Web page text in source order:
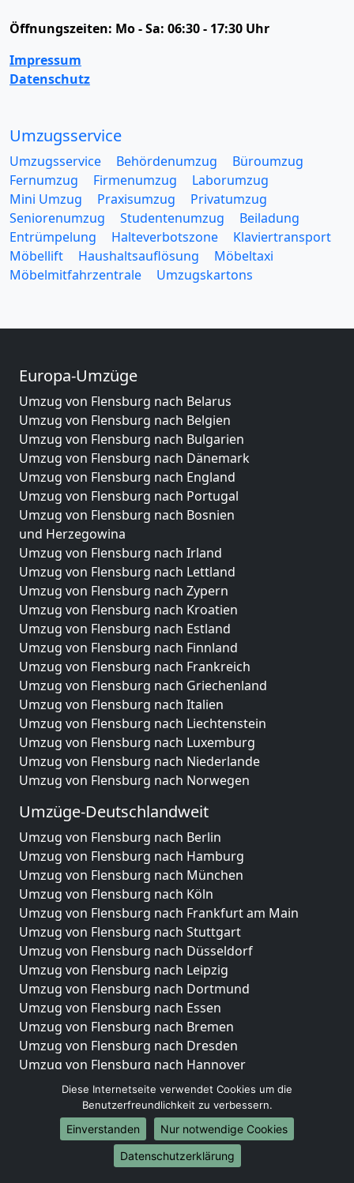
Öffnungszeiten: Mo - Sa: 06:30 - 17:30 Uhr
Impressum
Datenschutz
Umzugsservice
Umzugsservice Behördenumzug
Büroumzug
Fernumzug
Firmenumzug
Laborumzug
Mini Umzug
Praxisumzug
Privatumzug
Seniorenumzug
Studentenumzug
Beiladung
Entrümpelung
Halteverbotszone
Klaviertransport
Möbellift
Haushaltsauflösung
Möbeltaxi
Möbelmitfahrzentrale
Umzugskartons
Europa-Umzüge
Umzug von Flensburg nach Belarus
Umzug von Flensburg nach Belgien
Umzug von Flensburg nach Bulgarien
Umzug von Flensburg nach Dänemark
Umzug von Flensburg nach England
Umzug von Flensburg nach Portugal
Umzug von Flensburg nach Bosnien
und Herzegowina
Umzug von Flensburg nach Irland
Umzug von Flensburg nach Lettland
Umzug von Flensburg nach Zypern
Umzug von Flensburg nach Kroatien
Umzug von Flensburg nach Estland
Umzug von Flensburg nach Finnland
Umzug von Flensburg nach Frankreich
Umzug von Flensburg nach Griechenland
Umzug von Flensburg nach Italien
Umzug von Flensburg nach Liechtenstein
Umzug von Flensburg nach Luxemburg
Umzug von Flensburg nach Niederlande
Umzug von Flensburg nach Norwegen
Umzüge-Deutschlandweit
Umzug von Flensburg nach Berlin
Umzug von Flensburg nach Hamburg
Umzug von Flensburg nach München
Umzug von Flensburg nach Köln
Umzug von Flensburg nach Frankfurt am Main
Umzug von Flensburg nach Stuttgart
Umzug von Flensburg nach Düsseldorf
Umzug von Flensburg nach Leipzig
Umzug von Flensburg nach Dortmund
Umzug von Flensburg nach Essen
Umzug von Flensburg nach Bremen
Umzug von Flensburg nach Dresden
Umzug von Flensburg nach Hannover
Umzug von Flensburg nach Nürnberg
Umzug von Flensburg nach Duisburg
Umzug von Flensburg nach Bochum
Umzug von Flensburg nach Wuppertal
Umzug von Flensburg nach Bielefeld
Diese Internetseite verwendet Cookies um die
Benutzerfreundlichkeit zu verbessern.
Einverstanden
Nur notwendige Cookies
Datenschutzerklärung